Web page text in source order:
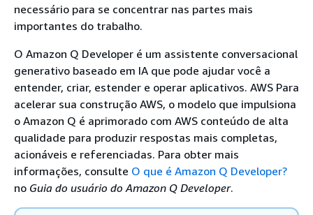
necessário para se concentrar nas partes mais
importantes do trabalho.
O Amazon Q Developer é um assistente conversacional
generativo baseado em IA que pode ajudar você a
entender, criar, estender e operar aplicativos. AWS Para
acelerar sua construção AWS, o modelo que impulsiona
o Amazon Q é aprimorado com AWS conteúdo de alta
qualidade para produzir respostas mais completas,
acionáveis e referenciadas. Para obter mais
informações, consulte O que é Amazon Q Developer?
no Guia do usuário do Amazon Q Developer.